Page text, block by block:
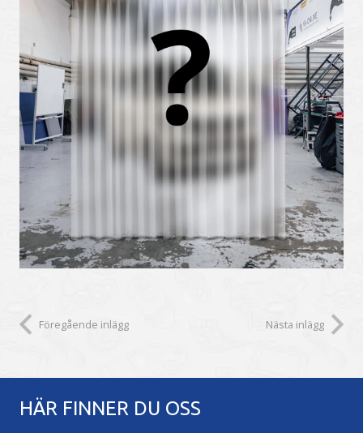
Föregående inlägg Nästa inlägg
HÄR FINNER DU OSS